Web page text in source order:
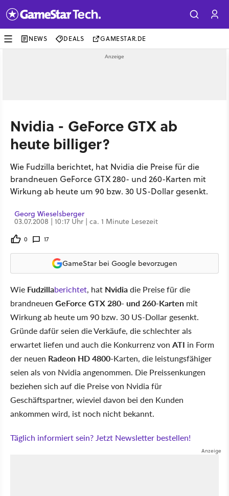
NEWS DEALS GAMESTAR.DE
Nvidia - GeForce GTX ab
heute billiger?
Wie Fudzilla berichtet, hat Nvidia die Preise für die
brandneuen GeForce GTX 280- und 260-Karten mit
Wirkung ab heute um 90 bzw. 30 US-Dollar gesenkt.
Georg Wieselsberger
03.07.2008 | 10:17 Uhr | ca. 1 Minute Lesezeit
0 17
GameStar bei Google bevorzugen
Wie Fudzillaberichtet, hat Nvidiadie Preise für die
brandneuen GeForce GTX 280- und 260-Karten mit
Wirkung ab heute um 90 bzw. 30 US-Dollar gesenkt.
Gründe dafür seien die Verkäufe, die schlechter als
erwartet liefen und auch die Konkurrenz von ATI in Form
der neuen Radeon HD 4800-Karten, die leistungsfähiger
seien als von Nvidia angenommen. Die Preissenkungen
beziehen sich auf die Preise von Nvidia für
Geschäftspartner, wieviel davon bei den Kunden
ankommen wird, ist noch nicht bekannt.
Täglich informiert sein? Jetzt Newsletter bestellen!